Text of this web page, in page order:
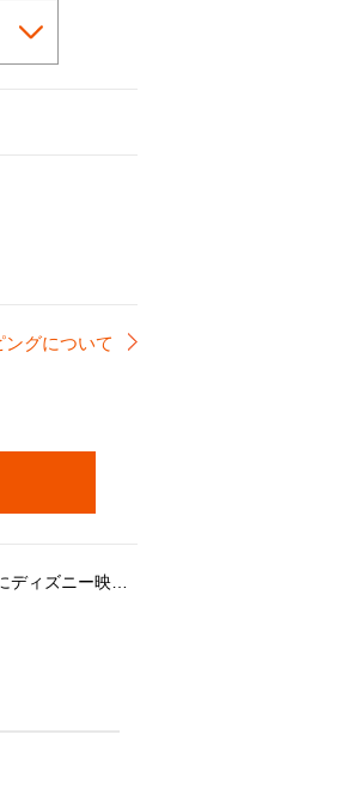
グについて
能性と耐久性も兼ね備えています。